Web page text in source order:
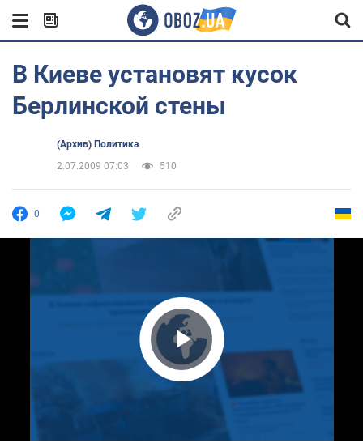
В Киеве установят кусок
Берлинской стены
(Архив) Политика
2.07.2009 07:03
510
0
Play Video